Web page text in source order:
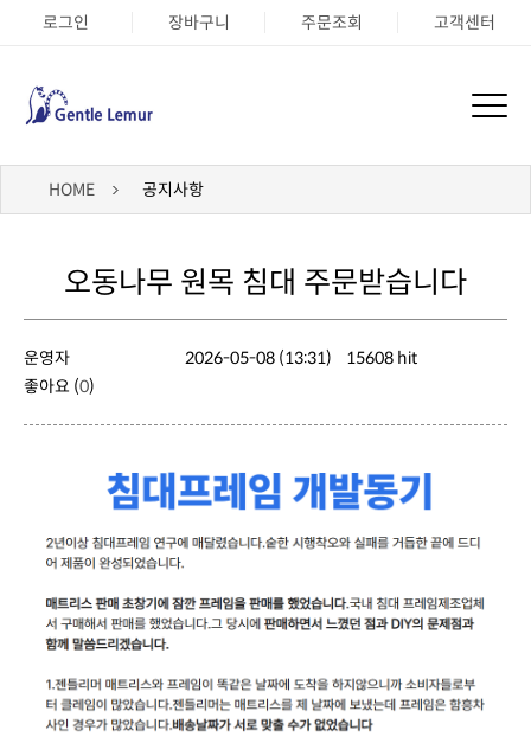
로그인 장바구니 주문조회 고객센터
HOME 공지사항
오동나무 원목 침대 주문받습니다
운영자 2026-05-08 (13:31)
15608 hit
좋아요 (0)